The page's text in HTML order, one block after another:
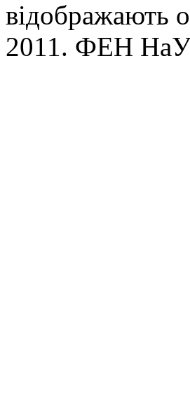
відображають
2011. ФЕН